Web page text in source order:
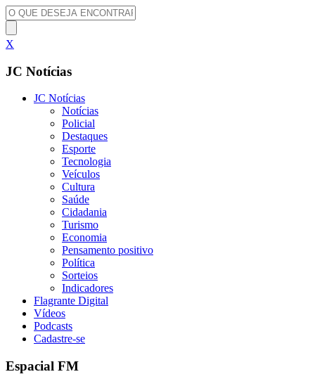
X
JC Notícias
JC Notícias
Notícias
Policial
Destaques
Esporte
Tecnologia
Veículos
Cultura
Saúde
Cidadania
Turismo
Economia
Pensamento positivo
Política
Sorteios
Indicadores
Flagrante Digital
Vídeos
Podcasts
Cadastre-se
Espacial FM